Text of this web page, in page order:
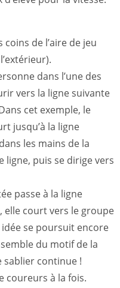
de l’aire de jeu
dans l’une des
vers la ligne suivante
cet exemple, le
jusqu’à la ligne
les mains de la
ligne, puis se dirige vers
passe à la ligne
elle court vers le groupe
idée se poursuit encore
du motif de la
continue !
coureurs à la fois.